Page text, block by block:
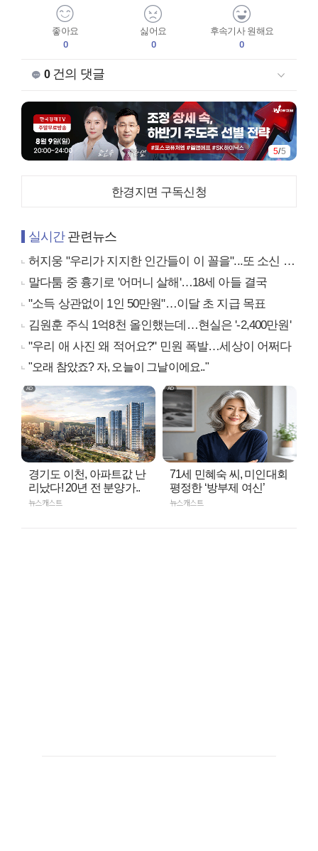
좋아요
0
싫어요
0
후속기사 원해요
0
0건의 댓글
1/5
한경지면 구독신청
실시간관련뉴스
허지웅 "우리가 지지한 인간들이 이 꼴을"...또 소신 발언
말다툼 중 흉기로 '어머니 살해'…18세 아들 결국
"소득 상관없이 1인 50만원"…이달 초 지급 목표
김원훈 주식 1억8천 올인했는데…현실은 '-2,400만원'
"우리 애 사진 왜 적어요?" 민원 폭발…세상이 어쩌다
"오래 참았죠? 자, 오늘이 그날이에요.."
경기도 이천, 아파트값 난
리났다! 20년 전 분양가..
뉴스캐스트
71세 민혜숙 씨, 미인대회
평정한 ‘방부제 여신’
뉴스캐스트